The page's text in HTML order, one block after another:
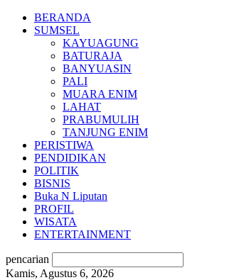
BERANDA
SUMSEL
KAYUAGUNG
BATURAJA
BANYUASIN
PALI
MUARA ENIM
LAHAT
PRABUMULIH
TANJUNG ENIM
PERISTIWA
PENDIDIKAN
POLITIK
BISNIS
Buka N Liputan
PROFIL
WISATA
ENTERTAINMENT
pencarian
Kamis, Agustus 6, 2026